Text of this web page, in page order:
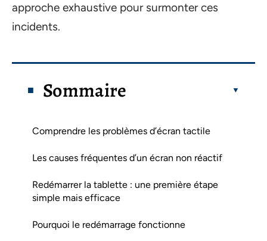
approche exhaustive pour surmonter ces
incidents.
Sommaire
Comprendre les problèmes d’écran tactile
Les causes fréquentes d’un écran non réactif
Redémarrer la tablette : une première étape
simple mais efficace
Pourquoi le redémarrage fonctionne